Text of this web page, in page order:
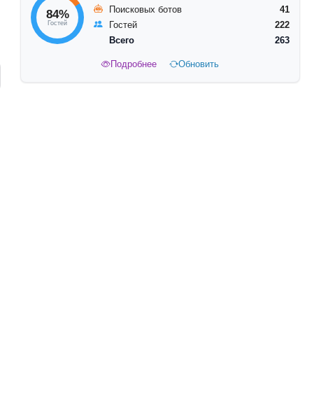
84%
Гостей
Поисковых ботов
41
Гостей
222
Всего
263
Подробнее Обновить